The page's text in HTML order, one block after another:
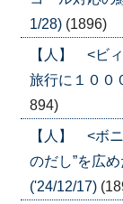
1/28) (1896)
【人】 <ビ
旅行に１００
894)
【人】 <ボ
のだし”を広
('24/12/17)